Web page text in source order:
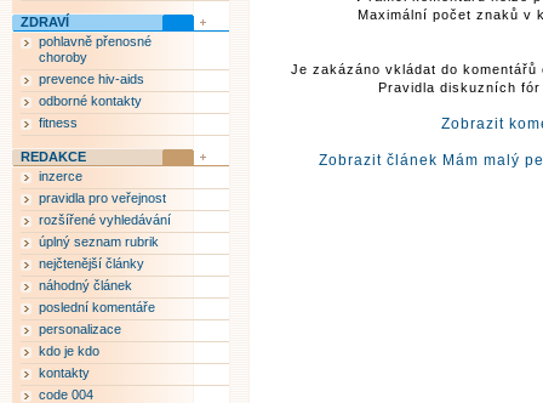
Maximální počet znaků v
Je zakázáno vkládat do
Pravidla diskuzních
Zobrazit
Zobrazit článek Mám malý
ZDRAVÍ
pohlavně přenosné
choroby
prevence hiv-aids
odborné kontakty
fitness
REDAKCE
inzerce
pravidla pro veřejnost
rozšířené vyhledávání
úplný seznam rubrik
nejčtenější články
náhodný článek
poslední komentáře
personalizace
kdo je kdo
kontakty
code 004